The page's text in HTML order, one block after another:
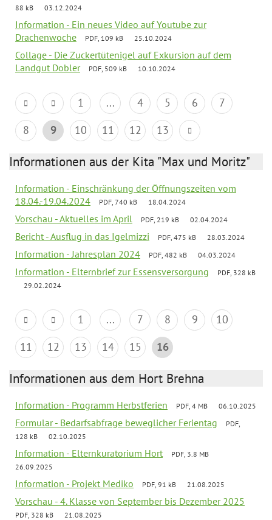
88 kB 03.12.2024
Information - Ein neues Video auf Youtube zur
Drachenwoche
PDF, 109 kB 25.10.2024
Collage - Die Zuckertütenigel auf Exkursion auf dem
Landgut Dobler
PDF, 509 kB 10.10.2024
1 ... 4 5 6
7
8
9 10 11 12 13
Informationen aus der Kita "Max und Moritz"
Information - Einschränkung der Öffnungszeiten vom
18.04.-19.04.2024
PDF, 740 kB 18.04.2024
Vorschau - Aktuelles im April PDF, 219 kB 02.04.2024
Bericht - Ausflug in das Igelmizzi PDF, 475 kB 28.03.2024
Information - Jahresplan 2024 PDF, 482 kB 04.03.2024
Information - Elternbrief zur Essensversorgung
PDF, 328 kB
29.02.2024
1 ... 7 8 9
10
11
12 13 14 15 16
Informationen aus dem Hort Brehna
Information - Programm Herbstferien PDF, 4 MB 06.10.2025
Formular - Bedarfsabfrage beweglicher Ferientag
PDF,
128 kB
02.10.2025
Information - Elternkuratorium Hort
PDF, 3.8 MB
26.09.2025
Information - Projekt Mediko PDF, 91 kB 21.08.2025
Vorschau - 4. Klasse von September bis Dezember 2025
PDF, 328 kB 21.08.2025